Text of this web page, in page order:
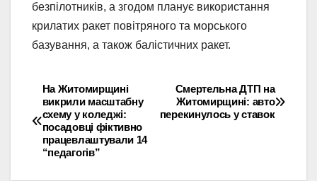
безпілотників, а згодом планує використання
крилатих ракет повітряного та морського
базування, а також балістичних ракет.
Навігація
записів
Смертельна ДТП на
Житомирщині: авто
перекинулось у ставок
На Житомирщині
викрили масштабну
схему у коледжі:
посадовці фіктивно
працевлаштували 14
“педагогів”